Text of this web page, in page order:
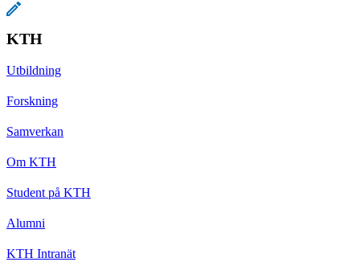
KTH
Utbildning
Forskning
Samverkan
Om KTH
Student på KTH
Alumni
KTH Intranät